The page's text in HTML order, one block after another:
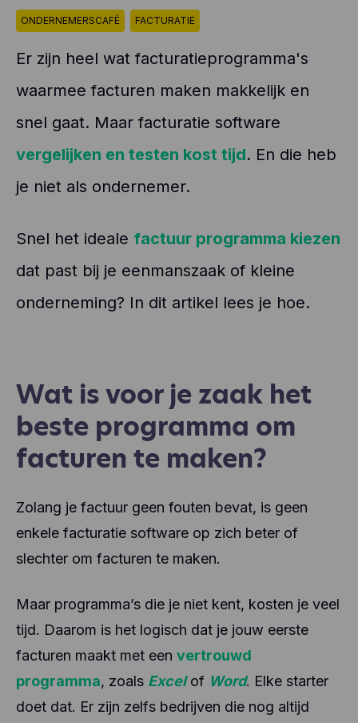
ONDERNEMERSCAFÉ FACTURATIE
Er zijn heel wat facturatieprogramma's
waarmee facturen maken makkelijk en
snel gaat. Maar facturatie software
vergelijken en testen kost tijd. En die heb
je niet als ondernemer.
Snel het ideale factuur programma kiezen
dat past bij je eenmanszaak of kleine
onderneming? In dit artikel lees je hoe.
Wat is voor je zaak het
beste programma om
facturen te maken?
Zolang je factuur geen fouten bevat, is geen
enkele facturatie software op zich beter of
slechter om facturen te maken.
Maar programma’s die je niet kent, kosten je veel
tijd. Daarom is het logisch dat je jouw eerste
facturen maakt met een vertrouwd
programma, zoals Excelof Word. Elke starter
doet dat. Er zijn zelfs bedrijven die nog altijd